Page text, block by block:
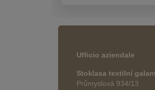
Ufficio aziendale
Stoklasa textilní
Průmyslová 934/13